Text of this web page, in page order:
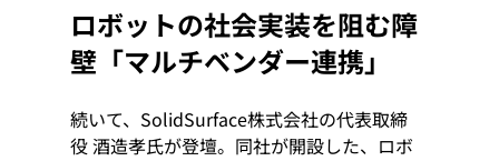
ロボットの社会実装を阻む障
壁「マルチベンダー連携」
続いて、SolidSurface株式会社の代表取締
役 酒造孝氏が登壇。同社が開設した、ロボ